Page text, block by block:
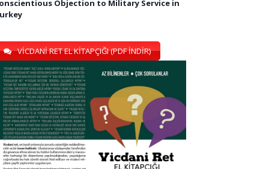
Objection to Military Service in
VİCDANİ RET EL KİTAPÇIĞI (PDF İNDİR)